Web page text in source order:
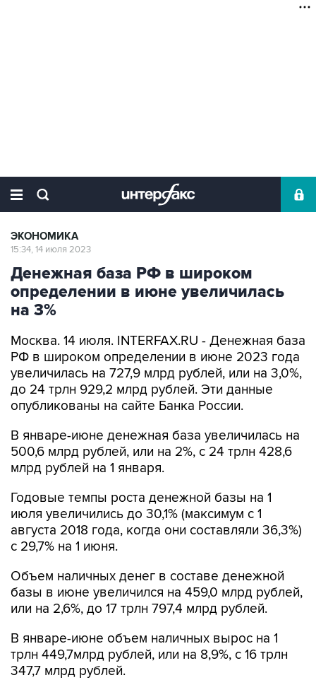
ЭКОНОМИКА
15:34, 14 июля 2023
Денежная база РФ в широком
определении в июне увеличилась
на 3%
Москва. 14 июля. INTERFAX.RU - Денежная база
РФ в широком определении в июне 2023 года
увеличилась на 727,9 млрд рублей, или на 3,0%,
до 24 трлн 929,2 млрд рублей. Эти данные
опубликованы на сайте Банка России.
В январе-июне денежная база увеличилась на
500,6 млрд рублей, или на 2%, с 24 трлн 428,6
млрд рублей на 1 января.
Годовые темпы роста денежной базы на 1
июля увеличились до 30,1% (максимум с 1
августа 2018 года, когда они составляли 36,3%)
с 29,7% на 1 июня.
Объем наличных денег в составе денежной
базы в июне увеличился на 459,0 млрд рублей,
или на 2,6%, до 17 трлн 797,4 млрд рублей.
В январе-июне объем наличных вырос на 1
трлн 449,7млрд рублей, или на 8,9%, с 16 трлн
347,7 млрд рублей.